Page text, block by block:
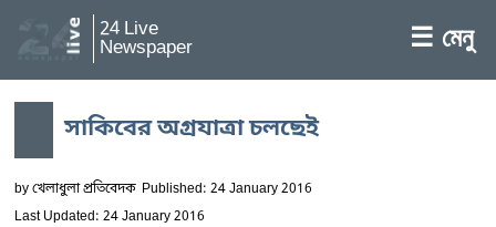
24 Live
Newspaper ☰ মেনু
সাকিবের অগ্রযাত্রা চলছেই
byখেলাধুলা প্রতিবেদক Published: 24 January 2016
Last Updated: 24 January 2016